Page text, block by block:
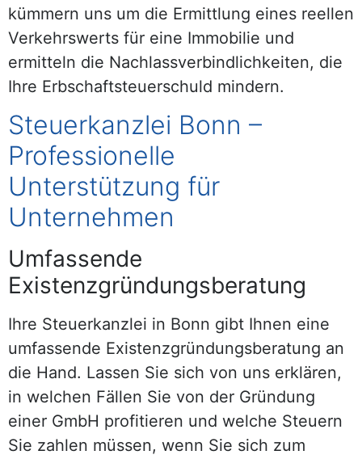
kümmern uns um die Ermittlung eines reellen
Verkehrswerts für eine Immobilie und
ermitteln die Nachlassverbindlichkeiten, die
Ihre Erbschaftsteuerschuld mindern.
Steuerkanzlei Bonn –
Professionelle
Unterstützung für
Unternehmen
Umfassende
Existenzgründungsberatung
Ihre Steuerkanzlei in Bonn gibt Ihnen eine
umfassende Existenzgründungsberatung an
die Hand. Lassen Sie sich von uns erklären,
in welchen Fällen Sie von der Gründung
einer GmbH profitieren und welche Steuern
Sie zahlen müssen, wenn Sie sich zum